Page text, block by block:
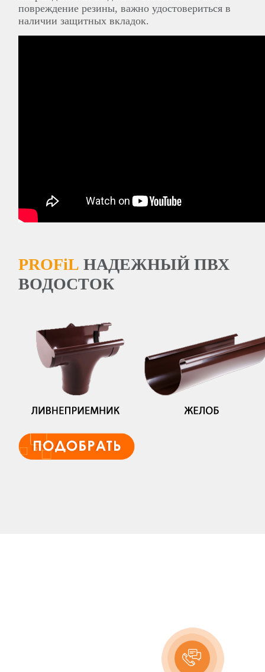
повреждение резины, важно удостовериться в
наличии защитных вкладок.
PROFiL НАДЕЖНЫЙ ПВХ
ВОДОСТОК